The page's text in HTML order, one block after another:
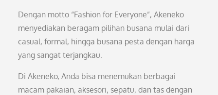
Dengan motto “Fashion for Everyone”, Akeneko
menyediakan beragam pilihan busana mulai dari
casual, formal, hingga busana pesta dengan harga
yang sangat terjangkau.
Di Akeneko, Anda bisa menemukan berbagai
macam pakaian, aksesori, sepatu, dan tas dengan